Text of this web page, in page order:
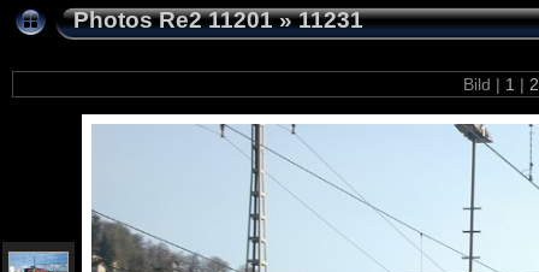
Photos Re2 11201»11231
Bild | 1 |